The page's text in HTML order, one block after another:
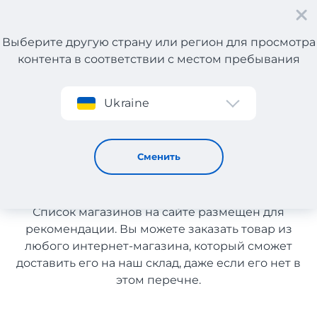
Регистрация
Выберите другую страну или регион для просмотра
контента в соответствии с местом пребывания
Ukraine
Сменить
Экипировка и инвентарь
Экипировка и инвентарь с
доставкой в Казахстан
Список магазинов на сайте размещен для
рекомендации. Вы можете заказать товар из
любого интернет-магазина, который сможет
доставить его на наш склад, даже если его нет в
этом перечне.